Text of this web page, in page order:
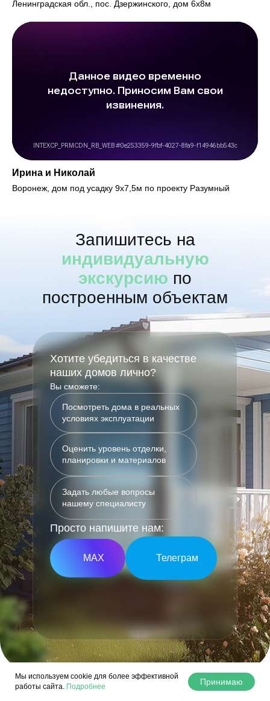
Ленинградская обл., пос. Дзержинского, дом 6х8м
Ирина и Николай
Воронеж, дом под усадку 9х7,5м по проекту Разумный
Запишитесь на
индивидуальную
экскурсию по
построенным объектам
Хотите убедиться в качестве
наших домов лично?
Вы сможете:
Посмотреть дома в реальных
условиях эксплуатации
Оценить уровень отделки,
планировки и материалов
Задать любые вопросы
нашему специалисту
Просто напишите нам:
МАХ Телеграм
Мы временно не работаем
Мы используем cookie для более эффективной
работы сайта. Подробнее
Принимаю